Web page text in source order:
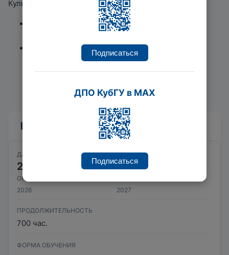
Культурно-просветительская деятельность:
формирование общей культуры лиц с
реализация просветительских программ,
способствующих формированию в обществе
толерантного отношения к лицам с
Ближайшие даты курсов
ДАТА НАЧАЛА
20
ОКТЯБРЬ
2026
ДАТА ОКОНЧАНИЯ
30
2027
ПРОДОЛЖИТЕЛЬНОСТЬ
700 час.
ФОРМА ОБУЧЕНИЯ
Подписаться
ДПО КубГУ в MAX
Подписаться